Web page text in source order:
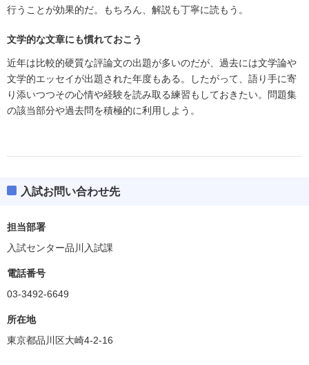
行うことが効果的だ。もちろん、解説も丁寧に読もう。
文学的な文章にも慣れておこう
近年は比較的硬質な評論文の出題が多いのだが、過去には文学論や
文学的エッセイが出題された年度もある。したがって、語り手に寄
り添いつつその心情や経験を読み取る練習もしておきたい。問題集
の該当部分や過去問を積極的に利用しよう。
入試お問い合わせ先
担当部署
入試センター品川入試課
電話番号
03-3492-6649
所在地
東京都品川区大崎4-2-16